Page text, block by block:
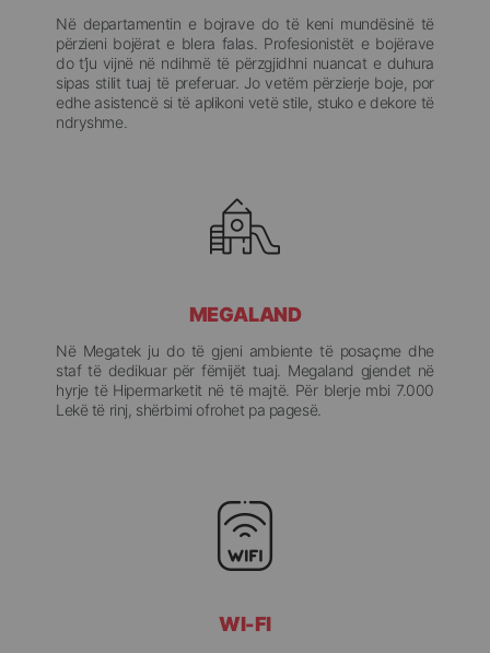
Në departamentin e bojrave do të keni mundësinë të
përzieni bojërat e blera falas. Profesionistët e bojërave
do t’ju vijnë në ndihmë të përzgjidhni nuancat e duhura
sipas stilit tuaj të preferuar. Jo vetëm përzierje boje, por
edhe asistencë si të aplikoni vetë stile, stuko e dekore të
ndryshme.
MEGALAND
Në Megatek ju do të gjeni ambiente të posaçme dhe
staf të dedikuar për fëmijët tuaj. Megaland gjendet në
hyrje të Hipermarketit në të majtë. Për blerje mbi 7.000
Lekë të rinj, shërbimi ofrohet pa pagesë.
WI-FI